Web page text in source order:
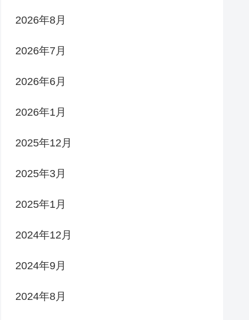
2026年8月
2026年7月
2026年6月
2026年1月
2025年12月
2025年3月
2025年1月
2024年12月
2024年9月
2024年8月